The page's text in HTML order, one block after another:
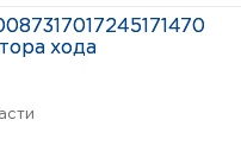
хода